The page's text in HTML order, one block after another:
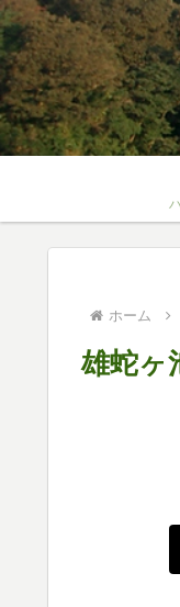
ホーム
雄蛇ヶ